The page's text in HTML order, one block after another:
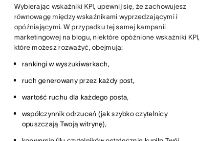
Wybierając wskaźniki KPI, upewnij się, że zachowujesz
równowagę między wskaźnikami wyprzedzającymi i
opóźniającymi. W przypadku tej samej kampanii
marketingowej na blogu, niektóre opóźnione wskaźniki KPI,
które możesz rozważyć, obejmują:
rankingi w wyszukiwarkach,
ruch generowany przez każdy post,
wartość ruchu dla każdego posta,
współczynnik odrzuceń (jak szybko czytelnicy
opuszczają Twoją witrynę),